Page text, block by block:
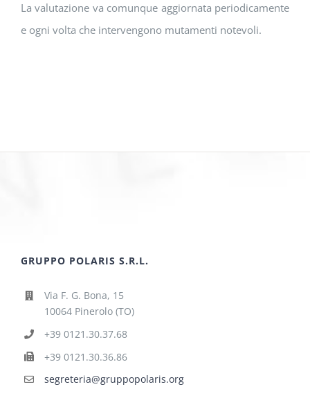
La valutazione va comunque aggiornata periodicamente
e ogni volta che intervengono mutamenti notevoli.
GRUPPO POLARIS S.R.L.
Via F. G. Bona, 15
10064 Pinerolo (TO)
+39 0121.30.37.68
+39 0121.30.36.86
segreteria@gruppopolaris.org